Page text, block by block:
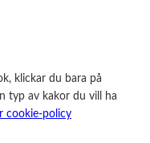
klickar du bara på
typ av kakor du vill ha
cookie-policy